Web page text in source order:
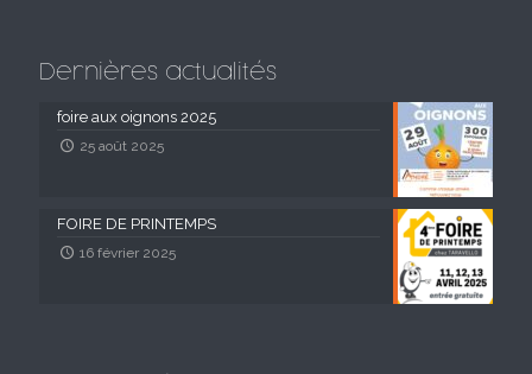
Dernières actualités
foire aux oignons 2025
25 août 2025
FOIRE DE PRINTEMPS
16 février 2025